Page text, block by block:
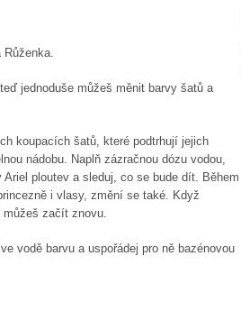
jednoduše můžeš měnit barvy šatů a
koupacích šatů, které podtrhují jejich
nádobu. Naplň zázračnou dózu vodou,
ploutev a sleduj, co se bude dít. Během
i vlasy, změní se také. Když
začít znovu.
vodě barvu a uspořádej pro ně bazénovou